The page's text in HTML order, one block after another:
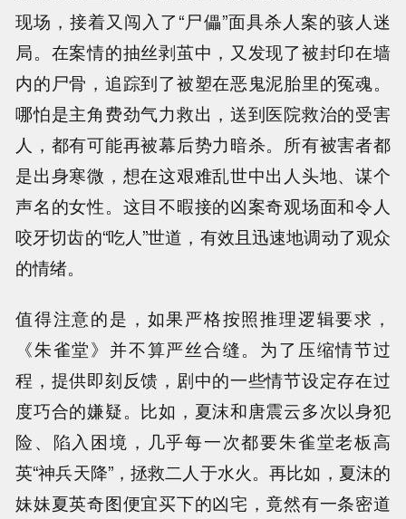
现场，接着又闯入了“尸儡”面具杀人案的骇人迷
局。在案情的抽丝剥茧中，又发现了被封印在墙
内的尸骨，追踪到了被塑在恶鬼泥胎里的冤魂。
哪怕是主角费劲气力救出，送到医院救治的受害
人，都有可能再被幕后势力暗杀。所有被害者都
是出身寒微，想在这艰难乱世中出人头地、谋个
声名的女性。这目不暇接的凶案奇观场面和令人
咬牙切齿的“吃人”世道，有效且迅速地调动了观众
的情绪。
值得注意的是，如果严格按照推理逻辑要求，
《朱雀堂》并不算严丝合缝。为了压缩情节过
程，提供即刻反馈，剧中的一些情节设定存在过
度巧合的嫌疑。比如，夏沫和唐震云多次以身犯
险、陷入困境，几乎每一次都要朱雀堂老板高
英“神兵天降”，拯救二人于水火。再比如，夏沫的
妹妹夏英奇图便宜买下的凶宅，竟然有一条密道